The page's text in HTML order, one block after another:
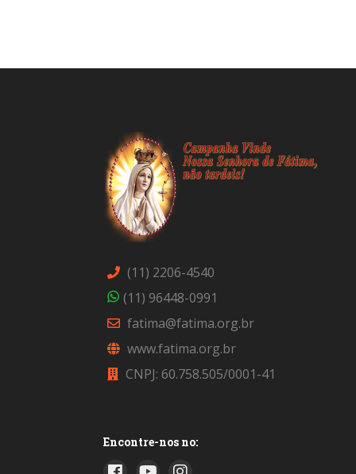
(11) 2206-4540
(11) 96448-0991
fatima@fatima.org.br
www.fatima.org.br
CNPJ: 60.758.505/0001-41
Encontre-nos no: